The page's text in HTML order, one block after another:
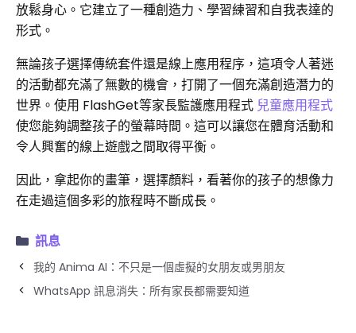
放鬆身心。它建立了一種創造力、學習練習和自我表達的
形式。
無論孩子選擇傳統套件還是線上應用程序，這項令人著迷
的活動都充滿了無數的機會，打開了一個充滿創造潛力的
世界。使用 FlashGet等家長監護應用程式 兒童應用程式
使您能夠調整孩子的螢幕時間。這可以讓您在體育活動和
令人興奮的線上遊戲之間取得平衡。
因此，拿起你的畫筆，選擇顏料，看著你的孩子的想像力
在走過這個多彩的旅程時不斷成長。
訊息
我的 Anima AI：不只是一個虛擬的女朋友或男朋友
WhatsApp 訊息消失：所有家長都需要知道